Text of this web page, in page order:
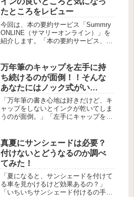
たところをレビュー
今回は、本の要約サービス「Summry
ONLINE（サマリーオンライン）」を
紹介します。「本の要約サービス、サ
みて良かったところと気になったとこ
ろをレビュー。要約のポイン...
万年筆のキャップを左手に持
ち続けるのが面倒！！そんな
あなたにはノック式がい
い！！
「万年筆の書き心地は好きだけど、キ
ャップをしないとインクが乾いてしま
うのが面倒。」「左手にキャップを持
はありませんか？私は、LAMYという
メーカーの万年筆を使って、ブログ
の...
真夏にサンシェードは必要？
付けないとどうなるのか調べ
てみた！
「夏になると、サンシェードを付けて
る車を見かけるけど効果あるの？」
「いちいちサンシェード付けるの手間